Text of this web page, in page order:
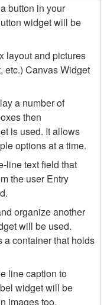
button in your
widget will be
layout and pictures
etc.) Canvas Widget
a number of
then
is used. It allows
options at a time.
line text field that
the user Entry
organize another
will be used.
a container that holds
line caption to
widget will be
images too.